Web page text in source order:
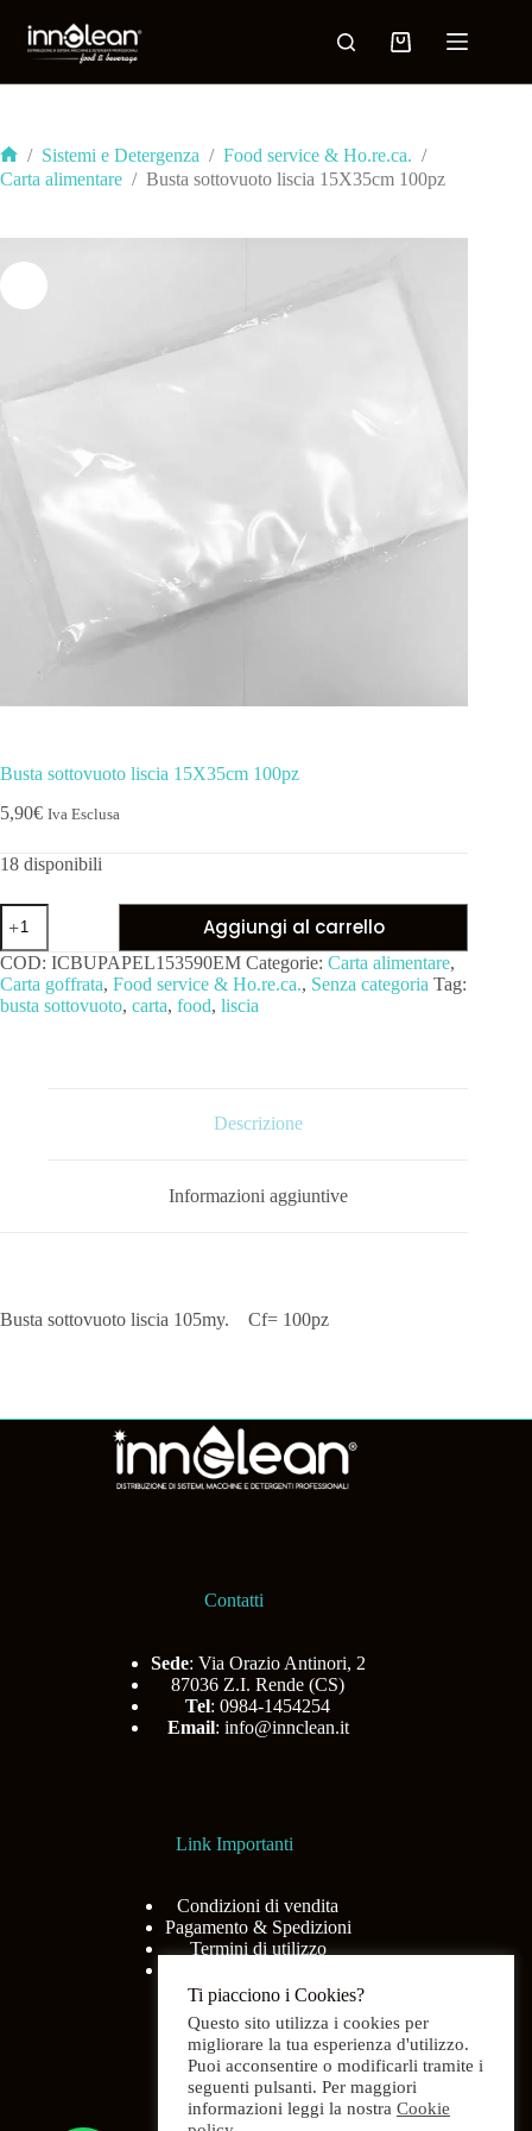
/ Sistemi e Detergenza / Food service & Ho.re.ca. /
Carta alimentare / Busta sottovuoto liscia 15X35cm 100pz
Busta sottovuoto liscia 15X35cm 100pz
5,90€ Iva Esclusa
18 disponibili
Aggiungi al carrello
COD: ICBUPAPEL153590EM Categorie: Carta alimentare,
Carta goffrata, Food service & Ho.re.ca., Senza categoria Tag:
busta sottovuoto, carta, food, liscia
Descrizione
Informazioni aggiuntive
Busta sottovuoto liscia 105my. Cf= 100pz
Contatti
Sede: Via Orazio Antinori, 2
87036 Z.I. Rende (CS)
Tel: 0984-1454254
Email: info@innclean.it
Link Importanti
Condizioni di vendita
Pagamento & Spedizioni
Termini di utilizzo
Menù
Ti piacciono i Cookies?
Questo sito utilizza i cookies per
migliorare la tua esperienza d'utilizzo.
Puoi acconsentire o modificarli tramite i
seguenti pulsanti. Per maggiori
informazioni leggi la nostra Cookie